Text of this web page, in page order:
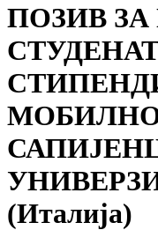
ПОЗИВ ЗА
(Италија)